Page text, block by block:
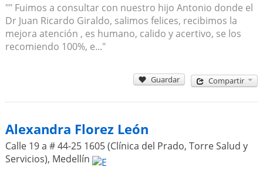
"" Fuimos a consultar con nuestro hijo Antonio donde el
Dr Juan Ricardo Giraldo, salimos felices, recibimos la
mejora atención , es humano, calido y acertivo, se los
recomiendo 100%, e..."
Guardar Compartir
Alexandra Florez León
Calle 19 a # 44-25 1605 (Clínica del Prado, Torre Salud y
Servicios), Medellín